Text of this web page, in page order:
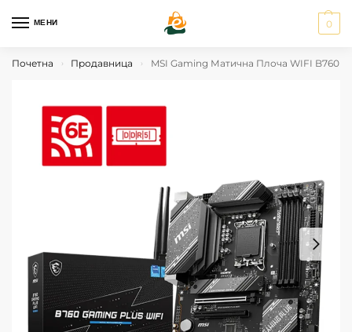
МЕНИ 0
Почетна › Продавница › MSI Gaming Матична Плоча WIFI B760